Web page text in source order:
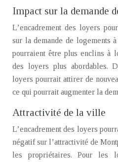
Impact sur la demande
L’encadrement des loyers
sur la demande de logements
pourraient être plus enclins à
des loyers plus abordables.
loyers pourrait attirer de
ce qui pourrait augmenter la
Attractivité de la ville
L’encadrement des loyers
négatif sur l’attractivité de
les propriétaires. Pour les